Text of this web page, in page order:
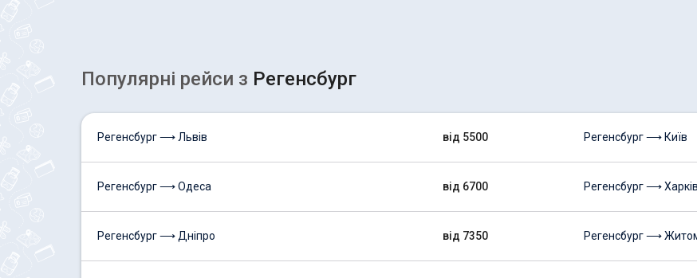
Популярні рейcи з Регенсбург
Регенсбург ⟶ Львів від 5500
Регенсбург ⟶ Одеса від 6700
Регенсбург ⟶ Дніпро від 7350
Регенсбург ⟶ Київ
Регенсбург ⟶ Харків
Регенсбург ⟶